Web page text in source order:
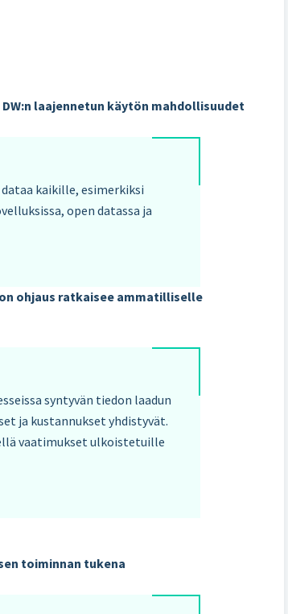
laajennetun käytön mahdollisuudet
kaikille, esimerkiksi
open datassa ja
ohjaus ratkaisee ammatilliselle
syntyvän tiedon laadun
ja kustannukset yhdistyvät.
vaatimukset ulkoistetuille
toiminnan tukena